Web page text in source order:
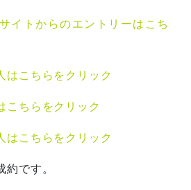
イトからのエントリーはこち
はこちらをクリック
こちらをクリック
はこちらをクリック
です。